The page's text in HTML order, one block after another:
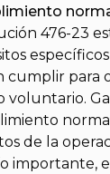
476-23
cumplir para
voluntario.
de la
importante,